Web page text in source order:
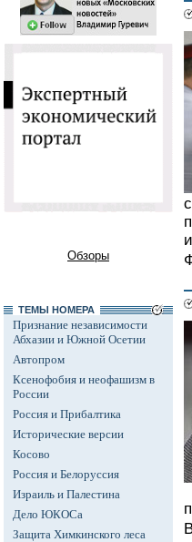
Обзоры
ТЕМЫ НОМЕРА
Признание независимости
Абхазии и Южной Осетии
Автопром
Ксенофобия и неофашизм в
России
Россия и Прибалтика
Исторические версии
Косово
Россия и Белоруссия
Израиль и Палестина
Дело ЮКОСа
Защита Химкинского леса